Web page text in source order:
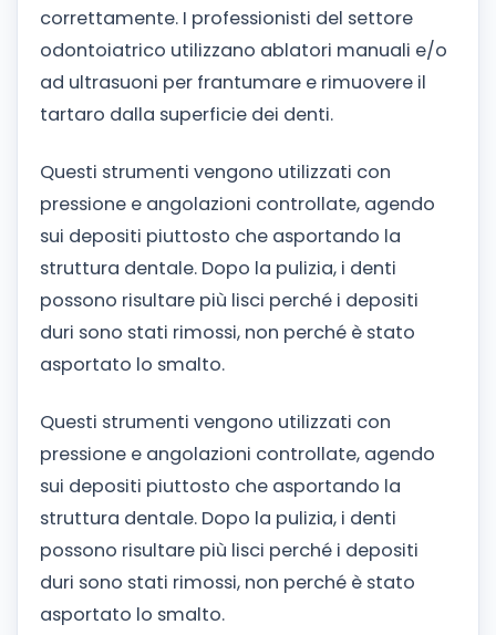
correttamente. I professionisti del settore
odontoiatrico utilizzano ablatori manuali e/o
ad ultrasuoni per frantumare e rimuovere il
tartaro dalla superficie dei denti.
Questi strumenti vengono utilizzati con
pressione e angolazioni controllate, agendo
sui depositi piuttosto che asportando la
struttura dentale. Dopo la pulizia, i denti
possono risultare più lisci perché i depositi
duri sono stati rimossi, non perché è stato
asportato lo smalto.
Questi strumenti vengono utilizzati con
pressione e angolazioni controllate, agendo
sui depositi piuttosto che asportando la
struttura dentale. Dopo la pulizia, i denti
possono risultare più lisci perché i depositi
duri sono stati rimossi, non perché è stato
asportato lo smalto.